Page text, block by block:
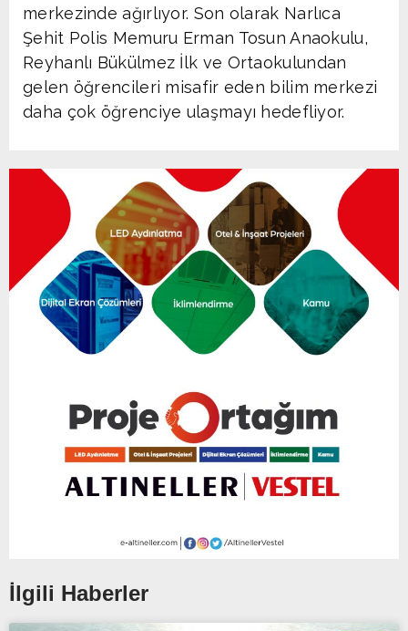
merkezinde ağırlıyor. Son olarak Narlıca
Şehit Polis Memuru Erman Tosun Anaokulu,
Reyhanlı Bükülmez İlk ve Ortaokulundan
gelen öğrencileri misafir eden bilim merkezi
daha çok öğrenciye ulaşmayı hedefliyor.
İlgili Haberler